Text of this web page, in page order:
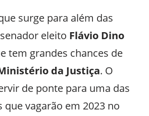
surge para além das
eleito Flávio Dino
tem grandes chances de
da Justiça. O
de ponte para uma das
que vagarão em 2023 no